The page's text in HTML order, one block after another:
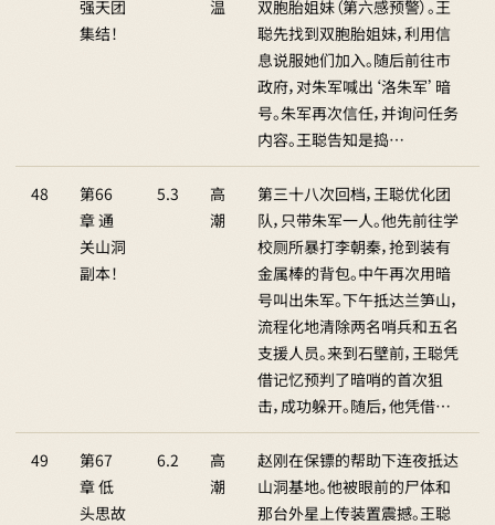
强天团
集结！
温
双胞胎姐妹（第六感预警）。王
聪先找到双胞胎姐妹，利用信
息说服她们加入。随后前往市
政府，对朱军喊出‘洛朱军’暗
号。朱军再次信任，并询问任务
内容。王聪告知是捣…
48
第66
章 通
关山洞
副本！
5.3
高
潮
第三十八次回档，王聪优化团
队，只带朱军一人。他先前往学
校厕所暴打李朝秦，抢到装有
金属棒的背包。中午再次用暗
号叫出朱军。下午抵达兰笋山，
流程化地清除两名哨兵和五名
支援人员。来到石壁前，王聪凭
借记忆预判了暗哨的首次狙
击，成功躲开。随后，他凭借…
49
第67
章 低
头思故
6.2
高
潮
赵刚在保镖的帮助下连夜抵达
山洞基地。他被眼前的尸体和
那台外星上传装置震撼。王聪